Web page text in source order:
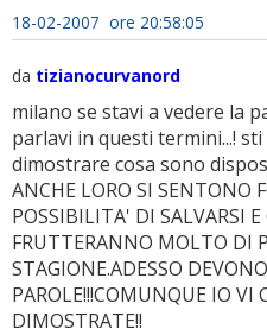
18-02-2007 ore 20:58:05
da tizianocurvanord
milano se stavi a vedere la
parlavi in questi termini...!
dimostrare cosa sono
ANCHE LORO SI SENTONO
POSSIBILITA' DI SALVARSI
FRUTTERANNO MOLTO DI
STAGIONE.ADESSO
PAROLE!!!COMUNQUE IO VI
DIMOSTRATE!!